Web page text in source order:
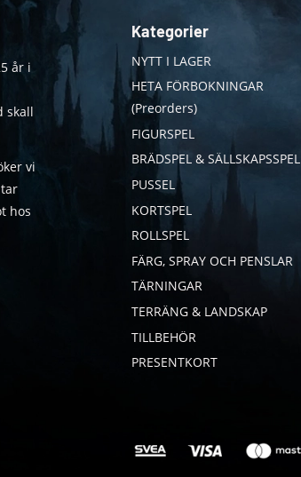
år i
skall
vi
hos
Kategorier
NYTT I LAGER
HETA FÖRBOKNINGAR
(Preorders)
FIGURSPEL
BRÄDSPEL & SÄLLSKAPSSPEL
PUSSEL
KORTSPEL
ROLLSPEL
FÄRG, SPRAY OCH PENSLAR
TÄRNINGAR
TERRÄNG & LANDSKAP
TILLBEHÖR
PRESENTKORT